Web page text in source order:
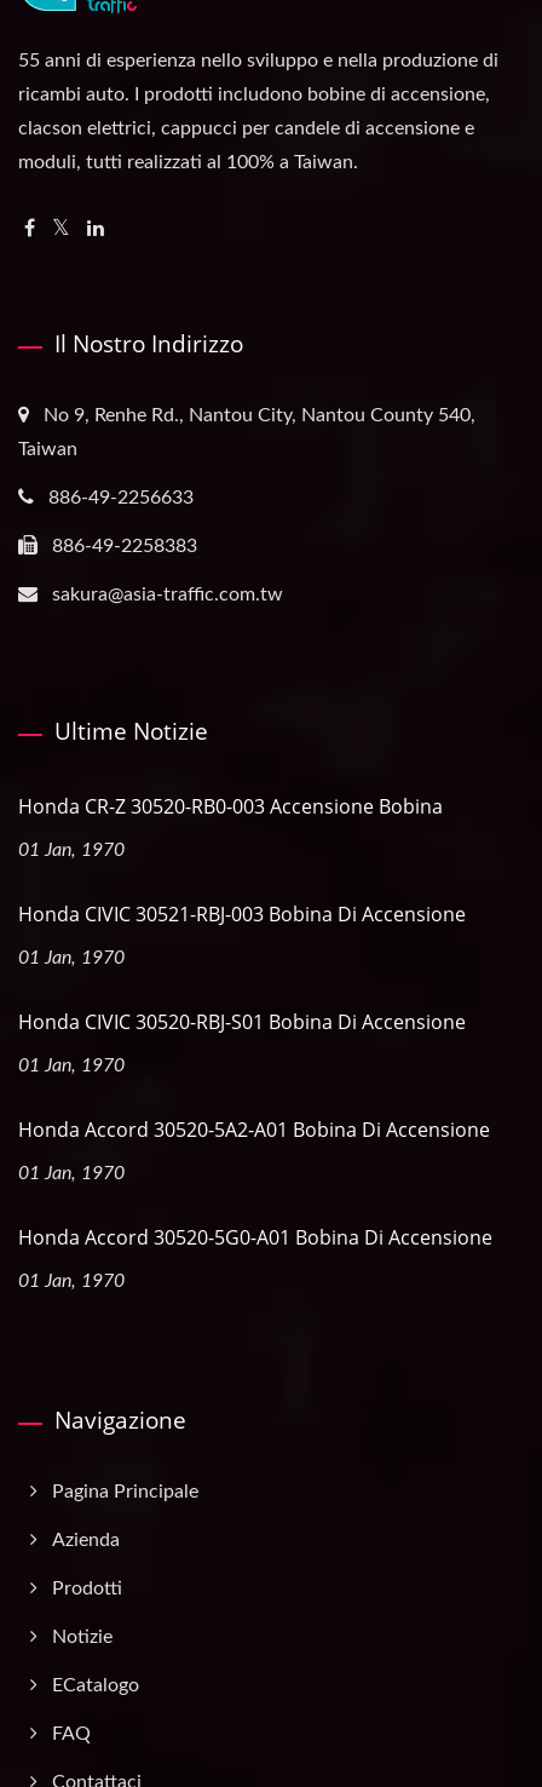
55 anni di esperienza nello sviluppo e nella produzione di
ricambi auto. I prodotti includono bobine di accensione,
clacson elettrici, cappucci per candele di accensione e
moduli, tutti realizzati al 100% a Taiwan.
Il Nostro Indirizzo
No 9, Renhe Rd., Nantou City, Nantou County 540,
Taiwan
886-49-2256633
886-49-2258383
sakura@asia-traffic.com.tw
Ultime Notizie
Honda CR-Z 30520-RB0-003 Accensione Bobina
01 Jan, 1970
Honda CIVIC 30521-RBJ-003 Bobina Di Accensione
01 Jan, 1970
Honda CIVIC 30520-RBJ-S01 Bobina Di Accensione
01 Jan, 1970
Honda Accord 30520-5A2-A01 Bobina Di Accensione
01 Jan, 1970
Honda Accord 30520-5G0-A01 Bobina Di Accensione
01 Jan, 1970
Navigazione
Pagina Principale
Azienda
Prodotti
Notizie
ECatalogo
FAQ
Contattaci